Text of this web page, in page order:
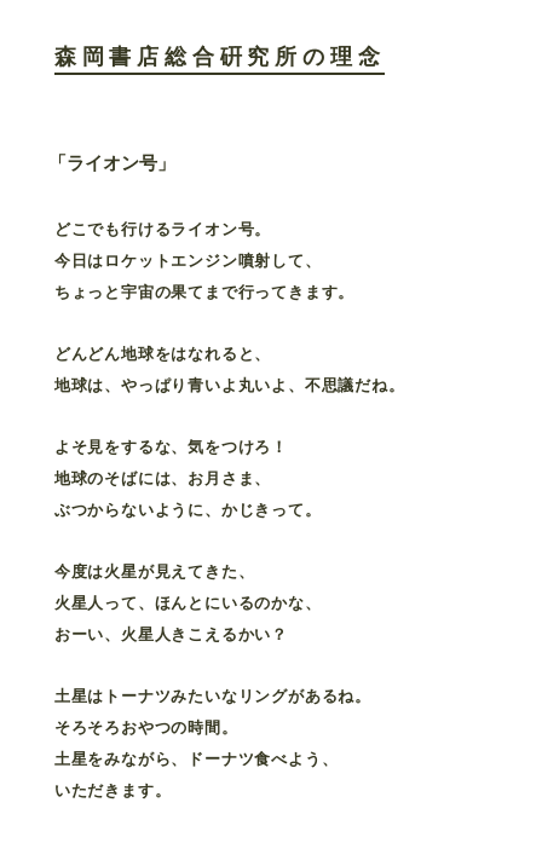
森岡書店総合硏究所の理念
「ライオン号」
どこでも行けるライオン号。
今日はロケットエンジン噴射して、
ちょっと宇宙の果てまで行ってきます。
どんどん地球をはなれると、
地球は、やっぱり青いよ丸いよ、不思議だね。
よそ見をするな、気をつけろ！
地球のそばには、お月さま、
ぶつからないように、かじきって。
今度は火星が見えてきた、
火星人って、ほんとにいるのかな、
おーい、火星人きこえるかい？
土星はトーナツみたいなリングがあるね。
そろそろおやつの時間。
土星をみながら、ドーナツ食べよう、
いただきます。